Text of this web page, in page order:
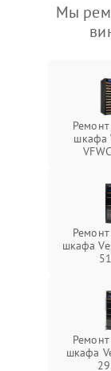
Мы
шкафа
шкафа
шкафа